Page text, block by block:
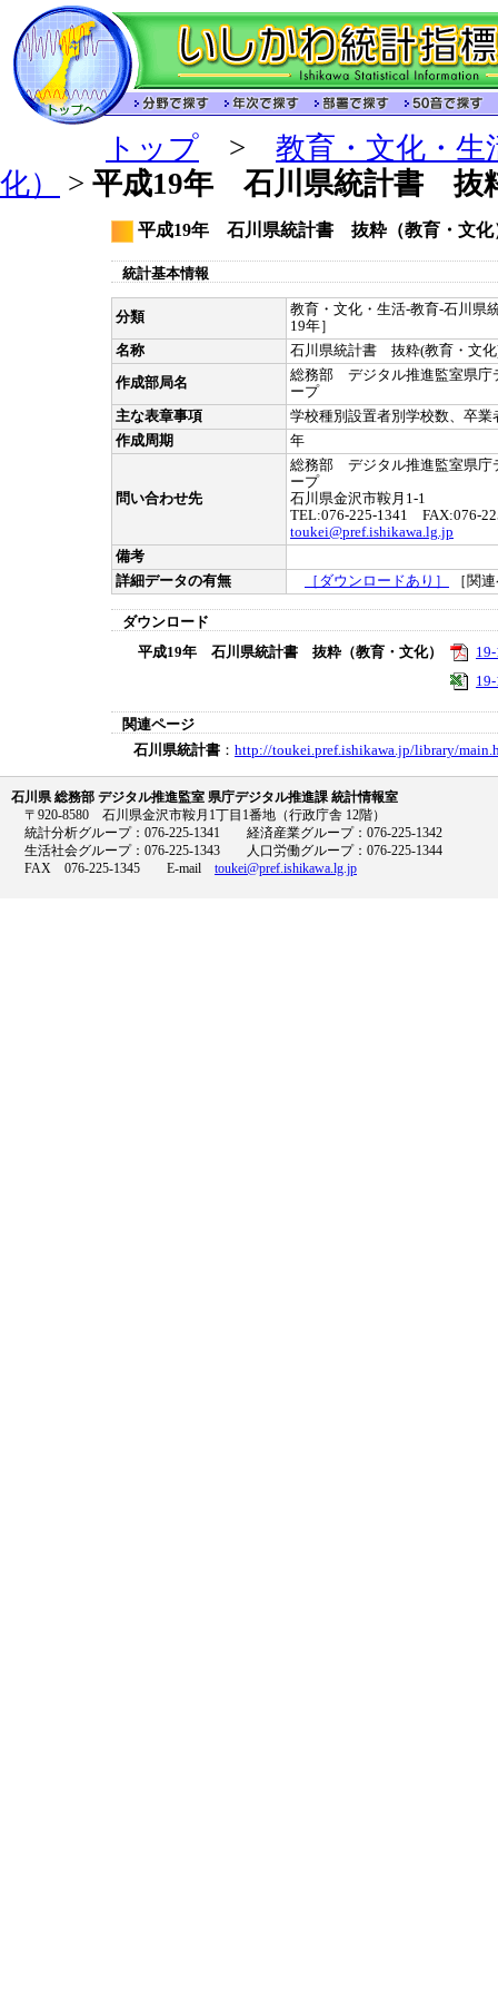
トップ > 教育・文化・生
化）
> 平成19年 石川県統計書 抜
平成19年 石川県統計書 抜粋（教育・文化
統計基本情報
分類
教育・文化・生活-教育-石川
19年］
名称
石川県統計書 抜粋(教育・文
作成部局名
総務部 デジタル推進監室県庁
ープ
主な表章事項
学校種別設置者別学校数、卒
作成周期
年
問い合わせ先
総務部 デジタル推進監室県庁
ープ
石川県金沢市鞍月1-1
TEL:076-225-1341 FAX:076-
toukei@pref.ishikawa.lg.jp
備考
詳細データの有無
［ダウンロードあり］ ［関
ダウンロード
平成19年 石川県統計書 抜粋（教育・文化）
関連ページ
石川県統計書 ： http://toukei.pref.ishikawa.jp/library/
石川県 総務部 デジタル推進監室 県庁デジタル推進課 統計情報室
〒920-8580 石川県金沢市鞍月1丁目1番地（行政庁舎 12階）
統計分析グループ：076-225-1341 経済産業グループ：076-225-1342
生活社会グループ：076-225-1343 人口労働グループ：076-225-1344
FAX 076-225-1345 E-mail toukei@pref.ishikawa.lg.jp